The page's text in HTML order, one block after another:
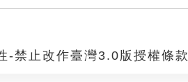
-禁止改作臺灣3.0版授權條款